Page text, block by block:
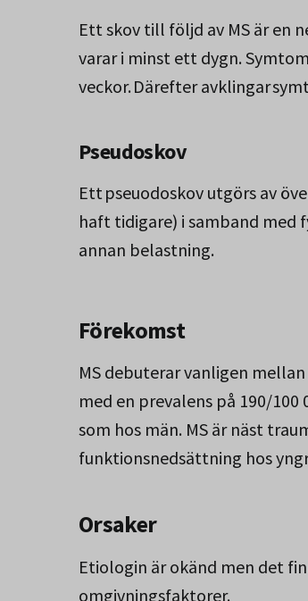
Ett skov till följd av MS är en
varar i minst ett dygn.
veckor. Därefter avklingar
Pseudoskov
Ett pseuodoskov utgörs av
haft tidigare) i samband
annan belastning.
Förekomst
MS debuterar vanligen
med en prevalens på 190/
som hos män. MS är näst
funktionsnedsättning hos
Orsaker
Etiologin är okänd men det
omgivningsfaktorer.